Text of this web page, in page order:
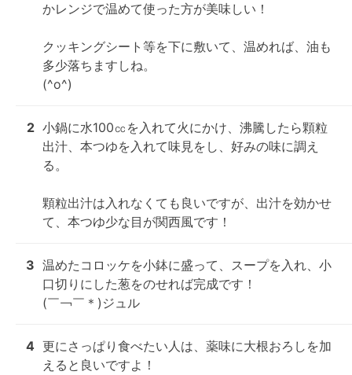
かレンジで温めて使った方が美味しい！
クッキングシート等を下に敷いて、温めれば、油も
多少落ちますしね。
(^o^)
2 小鍋に水100㏄を入れて火にかけ、沸騰したら顆粒
出汁、本つゆを入れて味見をし、好みの味に調え
る。
顆粒出汁は入れなくても良いですが、出汁を効かせ
て、本つゆ少な目が関西風です！
3 温めたコロッケを小鉢に盛って、スープを入れ、小
口切りにした葱をのせれば完成です！
(￣￢￣＊)ジュル
4 更にさっぱり食べたい人は、薬味に大根おろしを加
えると良いですよ！